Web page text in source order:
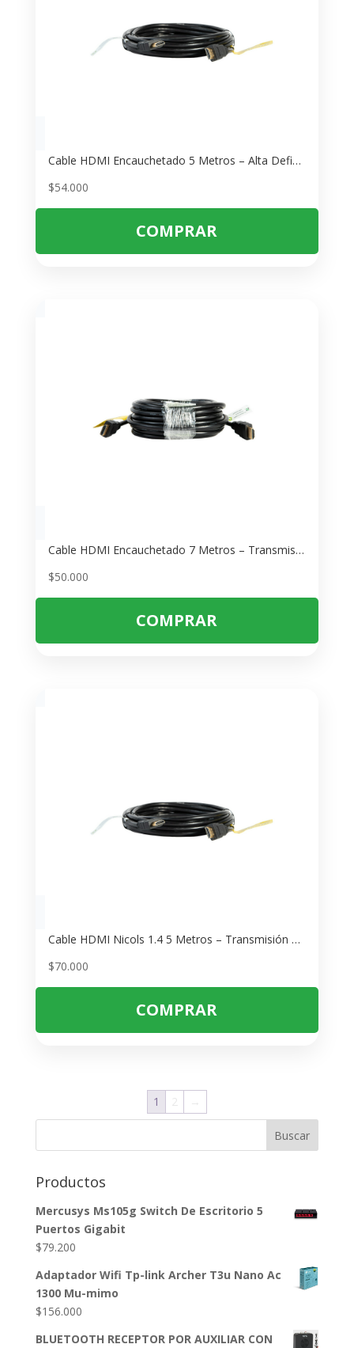
Cable HDMI Encauchetado 5 Metros – Alta Definición 1080p Full HD
$54.000
COMPRAR
Cable HDMI Encauchetado 7 Metros – Transmisión Full HD 1080p Estable
$50.000
COMPRAR
Cable HDMI Nicols 1.4 5 Metros – Transmisión 2K y 4K para TV y Consolas
$70.000
COMPRAR
1
Buscar
Productos
Mercusys Ms105g Switch De Escritorio 5
Puertos Gigabit
$79.200
Adaptador Wifi Tp-link Archer T3u Nano Ac
1300 Mu-mimo
$156.000
BLUETOOTH RECEPTOR POR AUXILIAR CON